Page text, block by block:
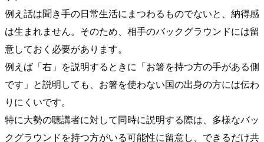
例え話は聞き手の日常生活にまつわるものでないと、納得感
は生まれません。そのため、相手のバックグラウンドには留
意しておく必要があります。
例えば「右」を説明するときに「お箸を持つ方の手がある側
です」と説明しても、お箸を使わない国の出身の方には伝わ
りにくいです。
特に大勢の聴講者に対して同時に説明する際は、多様なバッ
クグラウンドを持つ方がいる可能性に留意し、できるだけ共